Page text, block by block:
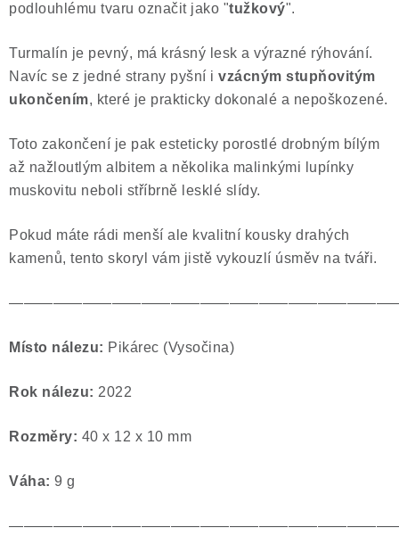
podlouhlému tvaru označit jako "tužkový".
Turmalín je pevný, má krásný lesk a výrazné rýhování.
Navíc se z jedné strany pyšní i vzácným stupňovitým
ukončením, které je prakticky dokonalé a nepoškozené.
Toto zakončení je pak esteticky porostlé drobným bílým
až nažloutlým albitem a několika malinkými lupínky
muskovitu neboli stříbrně lesklé slídy.
Pokud máte rádi menší ale kvalitní kousky drahých
kamenů, tento skoryl vám jistě vykouzlí úsměv na tváři.
Místo nálezu: Pikárec (Vysočina)
Rok nálezu: 2022
Rozměry: 40 x 12 x 10 mm
Váha: 9 g